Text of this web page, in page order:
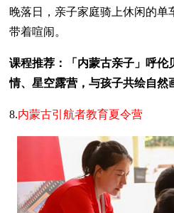
晚落日，亲子家庭骑上休闲的单
带着喧闹。
课程推荐：「内蒙古亲子」呼伦
情、星空露营，与孩子共绘自然
8.内蒙古引航者教育夏令营